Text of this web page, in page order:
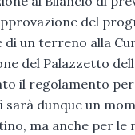
del
un terreno alla
del Palazzetto
il regolamento per
dunque un
ma anche per